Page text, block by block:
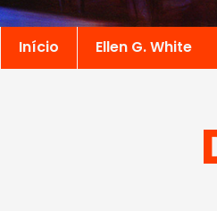
Início Ellen G. White